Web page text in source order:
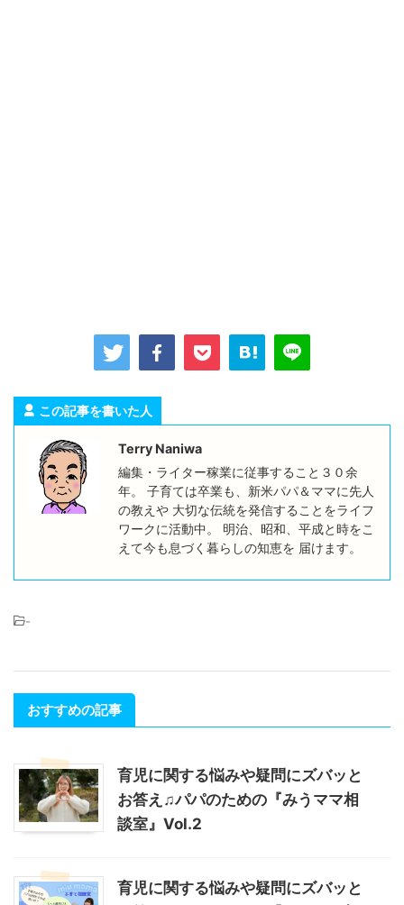
この記事を書いた人
Terry Naniwa
編集・ライター稼業に従事すること３０余
年。 子育ては卒業も、新米パパ＆ママに先人
の教えや 大切な伝統を発信することをライフ
ワークに活動中。 明治、昭和、平成と時をこ
えて今も息づく暮らしの知恵を 届けます。
-
おすすめの記事
育児に関する悩みや疑問にズバッと
お答え♫パパのための『みうママ相
談室』Vol.2
育児に関する悩みや疑問にズバッと